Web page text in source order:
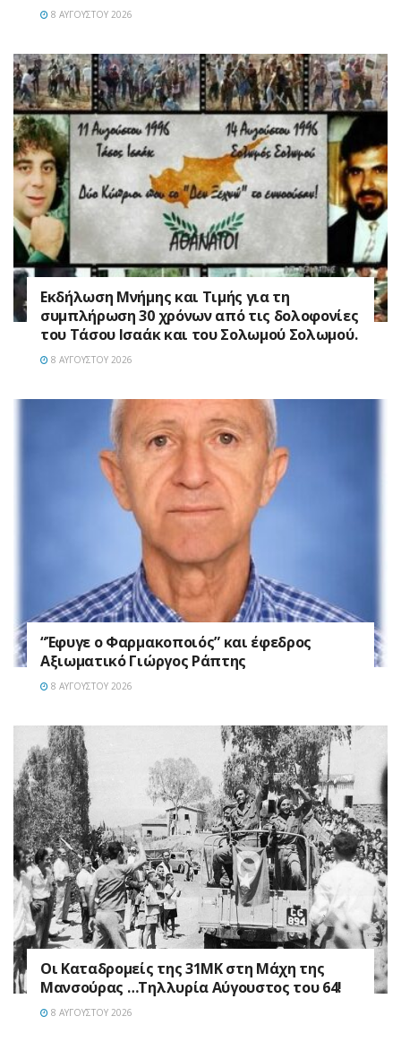
8 ΑΥΓΟΎΣΤΟΥ 2026
Εκδήλωση Μνήμης και Τιμής για τη
συμπλήρωση 30 χρόνων από τις δολοφονίες
του Τάσου Ισαάκ και του Σολωμού Σολωμού.
8 ΑΥΓΟΎΣΤΟΥ 2026
“Έφυγε ο Φαρμακοποιός” και έφεδρος
Αξιωματικό Γιώργος Ράπτης
8 ΑΥΓΟΎΣΤΟΥ 2026
Οι Καταδρομείς της 31ΜΚ στη Mάχη της
Μανσούρας …Τηλλυρία Αύγουστος του 64!
8 ΑΥΓΟΎΣΤΟΥ 2026